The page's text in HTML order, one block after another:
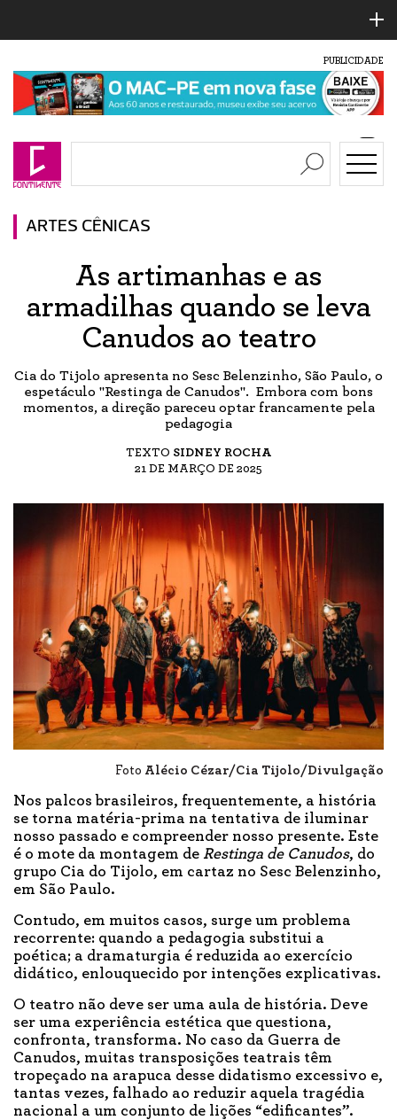
PUBLICIDADE
ARTES CÊNICAS
As artimanhas e as
armadilhas quando se leva
Canudos ao teatro
Cia do Tijolo apresenta no Sesc Belenzinho, São Paulo, o
espetáculo "Restinga de Canudos". Embora com bons
momentos, a direção pareceu optar francamente pela
pedagogia
TEXTO SIDNEY ROCHA
21 DE MARÇO DE 2025
Foto Alécio Cézar/Cia Tijolo/Divulgação
Nos palcos brasileiros, frequentemente, a história
se torna matéria-prima na tentativa de iluminar
nosso passado e compreender nosso presente. Este
é o mote da montagem de Restinga de Canudos, do
grupo Cia do Tijolo, em cartaz no Sesc Belenzinho,
em São Paulo.
Contudo, em muitos casos, surge um problema
recorrente: quando a pedagogia substitui a
poética; a dramaturgia é reduzida ao exercício
didático, enlouquecido por intenções explicativas.
O teatro não deve ser uma aula de história. Deve
ser uma experiência estética que questiona,
confronta, transforma. No caso da Guerra de
Canudos, muitas transposições teatrais têm
tropeçado na arapuca desse didatismo excessivo e,
tantas vezes, falhado ao reduzir aquela tragédia
nacional a um conjunto de lições “edificantes”.